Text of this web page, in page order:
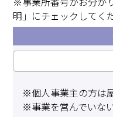
明」にチェックしてく
※個人事業主の方は
※事業を営んでいな